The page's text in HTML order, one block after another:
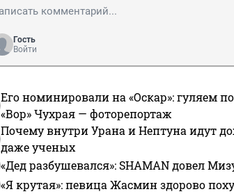
Гость
Войти
Его номинировали на «Оскар»: гуляем
«Вор» Чухрая — фоторепортаж
Почему внутри Урана и Нептуна идут
даже ученых
«Дед разбушевался»: SHAMAN довел
«Я крутая»: певица Жасмин здорово